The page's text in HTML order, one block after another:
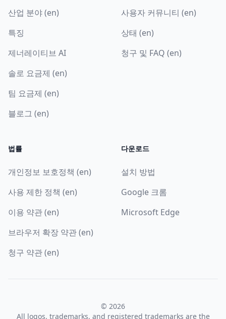
산업 분야 (en)
특징
제너레이티브 AI
솔로 요금제 (en)
팀 요금제 (en)
블로그 (en)
사용자 커뮤니티 (en)
상태 (en)
청구 및 FAQ (en)
법률
개인정보 보호정책 (en)
사용 제한 정책 (en)
이용 약관 (en)
브라우저 확장 약관 (en)
청구 약관 (en)
다운로드
설치 방법
Google 크롬
Microsoft Edge
© 2026
All logos, trademarks, and registered trademarks are the